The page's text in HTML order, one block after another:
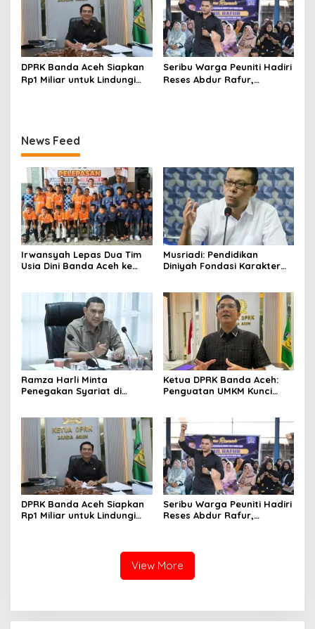
DPRK Banda Aceh Siapkan
Rp1 Miliar untuk Lindungi
Seribu Warga Peuniti Hadiri
Reses Abdur Rafur,
News Feed
Irwansyah Lepas Dua Tim
Usia Dini Banda Aceh ke
Musriadi: Pendidikan
Diniyah Fondasi Karakter
Ramza Harli Minta
Penegakan Syariat di
Ketua DPRK Banda Aceh:
Penguatan UMKM Kunci
DPRK Banda Aceh Siapkan
Rp1 Miliar untuk Lindungi
Seribu Warga Peuniti Hadiri
Reses Abdur Rafur,
View More